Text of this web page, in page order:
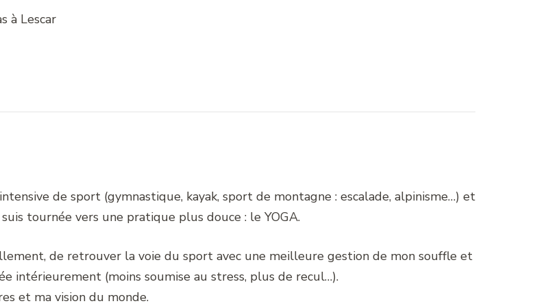
à Lescar
de sport (gymnastique, kayak, sport de montagne : escalade, alpinisme…) et
tournée vers une pratique plus douce : le YOGA.
de retrouver la voie du sport avec une meilleure gestion de mon souffle et
intérieurement (moins soumise au stress, plus de recul…).
et ma vision du monde.